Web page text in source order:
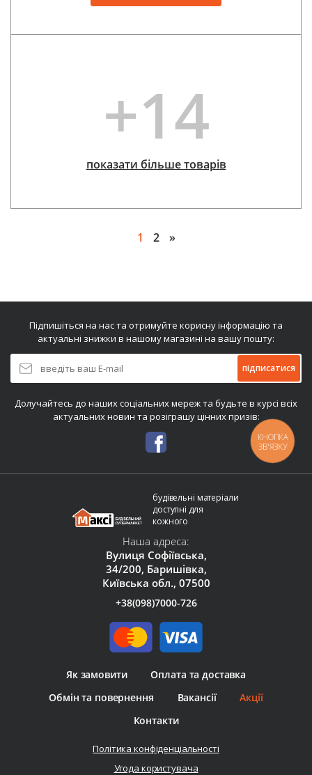
+14
показати більше товарів
1 2 »
Підпишіться на нас та отримуйте корисну інформацію та
актуальні знижки в нашому магазині на вашу пошту:
підписатися
Долучайтесь до наших соціальних мереж та будьте в курсі всіх
актуальних новин та розіграшу цінних призів:
будівельні матеріали
доступні для
кожного
Наша адреса:
Вулиця Софіївська,
34/200, Баришівка,
Київська обл., 07500
+38(098)7000-726
Як замовити
Оплата та доставка
Обмін та повернення
Вакансії
Акції
Контакти
Політика конфіденціальності
Угода користувача
КНОПКА
ЗВ'ЯЗКУ